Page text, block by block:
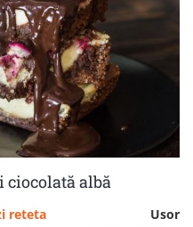
ciocolată albă
Usor
reteta